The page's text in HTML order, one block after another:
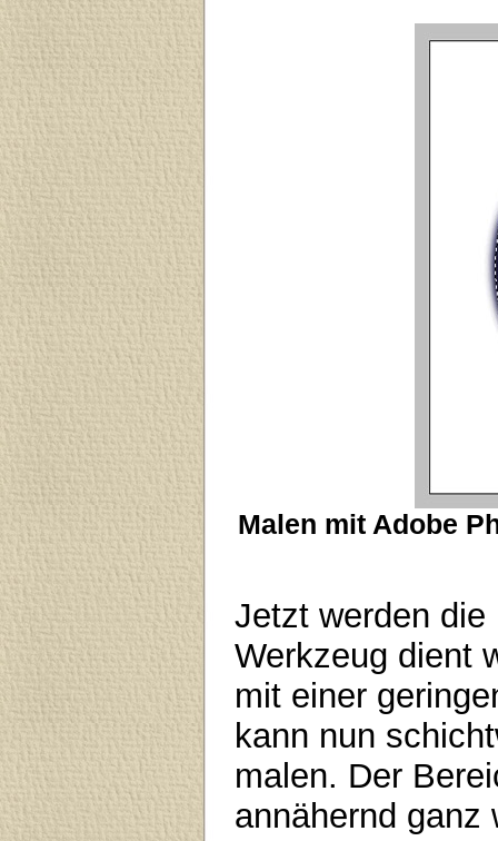
Malen mit Adobe
Jetzt werden
Werkzeug dient
mit einer
kann nun
malen. Der
annähernd ganz